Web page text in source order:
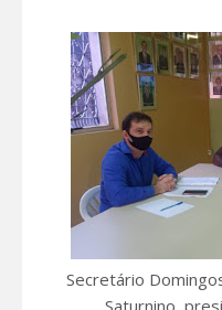
Secretário
Saturnino,